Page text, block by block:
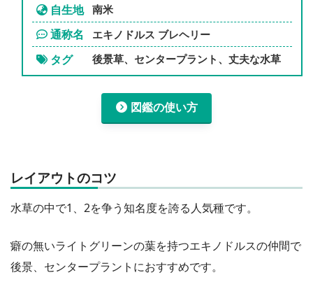
自生地 南米
通称名 エキノドルス ブレヘリー
タグ 後景草、センタープラント、丈夫な水草
図鑑の使い方
レイアウトのコツ
水草の中で1、2を争う知名度を誇る人気種です。
癖の無いライトグリーンの葉を持つエキノドルスの仲間で
後景、センタープラントにおすすめです。